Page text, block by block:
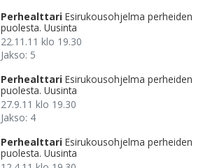
Perhealttari Esirukousohjelma perheiden
puolesta. Uusinta
22.11.11 klo 19.30
Jakso: 5
Perhealttari Esirukousohjelma perheiden
puolesta. Uusinta
27.9.11 klo 19.30
Jakso: 4
Perhealttari Esirukousohjelma perheiden
puolesta. Uusinta